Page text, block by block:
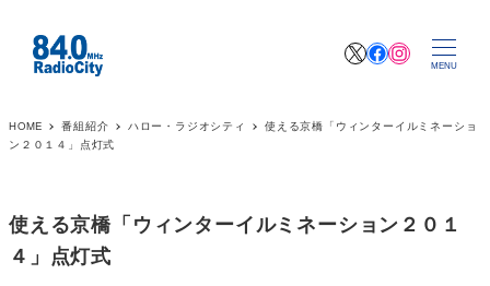
XFacebook
MENU
HOME 番組紹介 ハロー・ラジオシティ
使える京橋「ウィンターイルミネーショ
ン２０１４」点灯式
使える京橋「ウィンターイルミネーション２０１
４」点灯式